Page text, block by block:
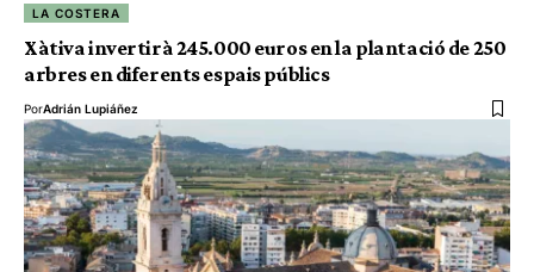
LA COSTERA
Xàtiva invertirà 245.000 euros en la plantació de 250
arbres en diferents espais públics
PorAdrián Lupiáñez